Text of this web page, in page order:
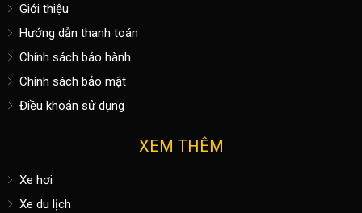
Giới thiệu
Hướng dẫn thanh toán
Chính sách bảo hành
Chính sách bảo mật
Điều khoản sử dụng
XEM THÊM
Xe hơi
Xe du lịch